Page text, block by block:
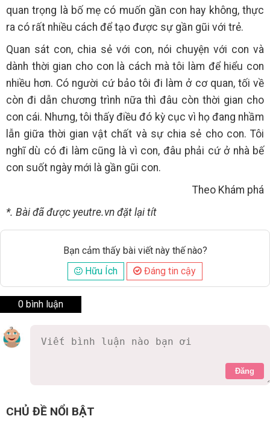
quan trọng là bố mẹ có muốn gần con hay không, thực
ra có rất nhiều cách để tạo được sự gần gũi với trẻ.
Quan sát con, chia sẻ với con, nói chuyện với con và
dành thời gian cho con là cách mà tôi làm để hiểu con
nhiều hơn. Có người cứ bảo tôi đi làm ở cơ quan, tối về
còn đi dẫn chương trình nữa thì đâu còn thời gian cho
con cái. Nhưng, tôi thấy điều đó kỳ cục vì họ đang nhầm
lẫn giữa thời gian vật chất và sự chia sẻ cho con. Tôi
nghĩ dù có đi làm cũng là vì con, đâu phải cứ ở nhà bế
con suốt ngày mới là gần gũi con.
Theo Khám phá
*. Bài đã được yeutre.vn đặt lại tít
Bạn cảm thấy bài viết này thế nào?
Hữu Ích
Đáng tin cậy
0 bình luận
Đăng
CHỦ ĐỀ NỔI BẬT